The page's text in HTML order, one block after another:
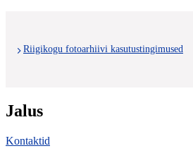
Riigikogu fotoarhiivi kasutustingimused
Jalus
Kontaktid